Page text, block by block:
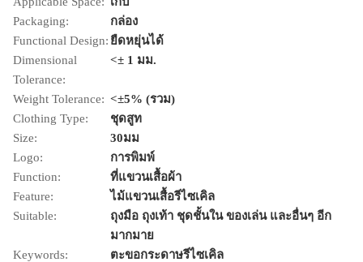
Packaging:
กล่อง
Functional Design: ยืดหยุ่นได้
Dimensional
Tolerance:
<± 1 มม.
Weight Tolerance: <±5% (รวม)
Clothing Type:
ชุดสูท
Size:
30มม
Logo:
การพิมพ์
Function:
ที่แขวนเสื้อผ้า
Feature:
ไม้แขวนเสื้อรีไซเคิล
Suitable:
ถุงมือ ถุงเท้า ชุดชั้นใน ของเล่น และอื่นๆ อีก
มากมาย
Keywords:
ตะขอกระดาษรีไซเคิล